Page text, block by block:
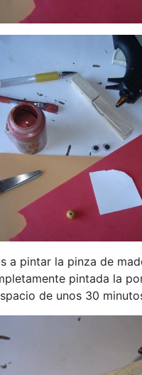
a pintar la pinza de
pintada la
de unos 30